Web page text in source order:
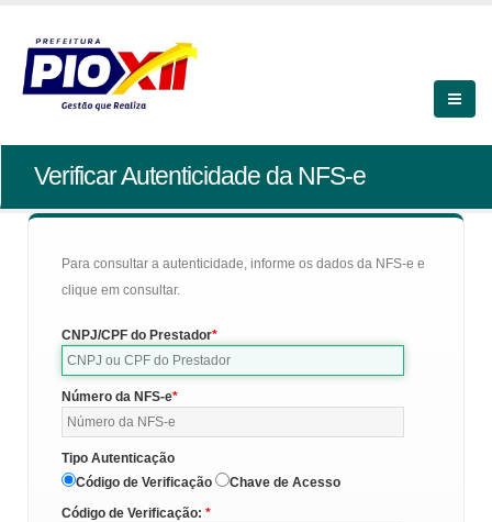
Verificar Autenticidade da NFS-e
Para consultar a autenticidade, informe os dados da NFS-e e
clique em consultar.
CNPJ/CPF do Prestador
Número da NFS-e
Tipo Autenticação
Código de Verificação
Chave de Acesso
Código de Verificação: